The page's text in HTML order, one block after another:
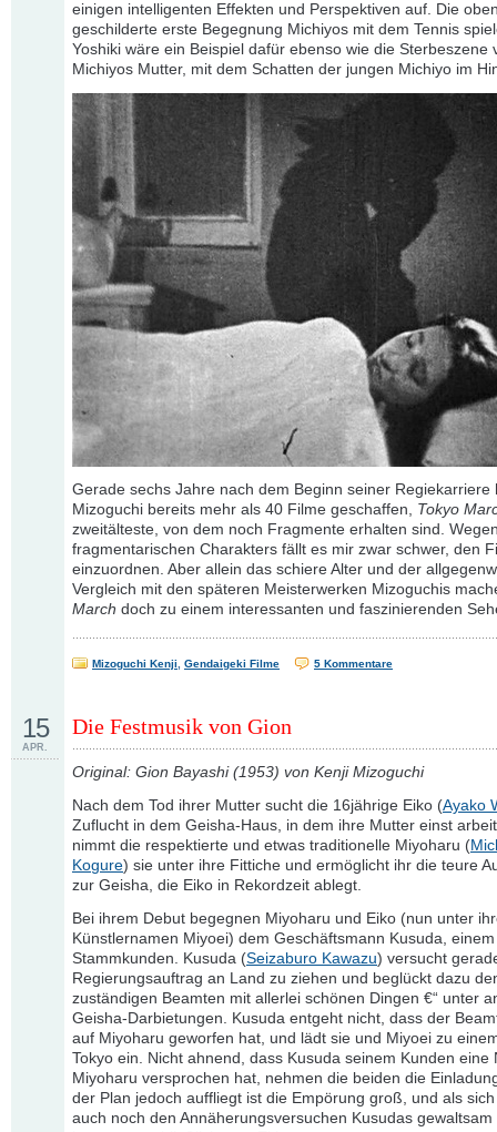
einigen intelligenten Effekten und Perspektiven auf. Die
geschilderte erste Begegnung Michiyos mit dem Tennis
Yoshiki wäre ein Beispiel dafür ebenso wie die Sterbeszene
Michiyos Mutter, mit dem Schatten der jungen Michiyo im
Gerade sechs Jahre nach dem Beginn seiner Regiekarriere
Mizoguchi bereits mehr als 40 Filme geschaffen, Tokyo
zweitälteste, von dem noch Fragmente erhalten sind.
fragmentarischen Charakters fällt es mir zwar schwer, den
einzuordnen. Aber allein das schiere Alter und der
Vergleich mit den späteren Meisterwerken Mizoguchis
March doch zu einem interessanten und faszinierenden
Mizoguchi Kenji Gendaigeki Filme 5 Kommentare
Die Festmusik von Gion
15
APR.
Original: Gion Bayashi (1953) von Kenji Mizoguchi
Nach dem Tod ihrer Mutter sucht die 16jährige Eiko (Ayako
Zuflucht in dem Geisha-Haus, in dem ihre Mutter einst
nimmt die respektierte und etwas traditionelle Miyoharu (
Kogure) sie unter ihre Fittiche und ermöglicht ihr die teure
zur Geisha, die Eiko in Rekordzeit ablegt.
Bei ihrem Debut begegnen Miyoharu und Eiko (nun unter
Künstlernamen Miyoei) dem Geschäftsmann Kusuda,
Stammkunden. Kusuda (Seizaburo Kawazu) versucht
Regierungsauftrag an Land zu ziehen und beglückt dazu
zuständigen Beamten mit allerlei schönen Dingen €“ unter
Geisha-Darbietungen. Kusuda entgeht nicht, dass der
auf Miyoharu geworfen hat, und lädt sie und Miyoei zu
Tokyo ein. Nicht ahnend, dass Kusuda seinem Kunden eine
Miyoharu versprochen hat, nehmen die beiden die
der Plan jedoch auffliegt ist die Empörung groß, und als
auch noch den Annäherungsversuchen Kusudas gewaltsam